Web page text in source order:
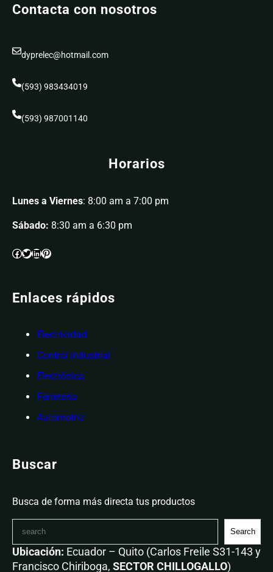
Contacta con nosotros
dyprelec@hotmail.com
(593) 983434019
(593) 987001140
Horarios
Lunes a Viernes: 8:00 am a 7:00 pm
Sábado: 8:30 am a 6:30 pm
Enlaces rápidos
Electricidad
Control Industrial
Electrónica
Ferretería
Automotriz
Buscar
Busca de forma más directa tus productos
Search
Ubicación: Ecuador – Quito (Carlos Freile S31-143 y
Francisco Chiriboga, SECTOR CHILLOGALLO)